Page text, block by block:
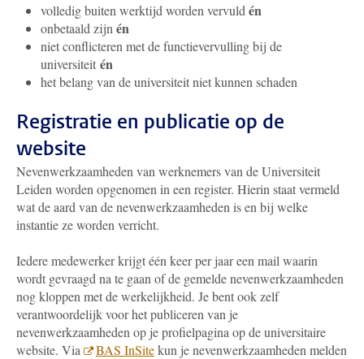
volledig buiten werktijd worden vervuld én
onbetaald zijn én
niet conflicteren met de functievervulling bij de
universiteit én
het belang van de universiteit niet kunnen schaden
Registratie en publicatie op de
website
Nevenwerkzaamheden van werknemers van de Universiteit
Leiden worden opgenomen in een register. Hierin staat vermeld
wat de aard van de nevenwerkzaamheden is en bij welke
instantie ze worden verricht.
Iedere medewerker krijgt één keer per jaar een mail waarin
wordt gevraagd na te gaan of de gemelde nevenwerkzaamheden
nog kloppen met de werkelijkheid. Je bent ook zelf
verantwoordelijk voor het publiceren van je
nevenwerkzaamheden op je profielpagina op de universitaire
website. Via
BAS InSitekun je nevenwerkzaamheden melden